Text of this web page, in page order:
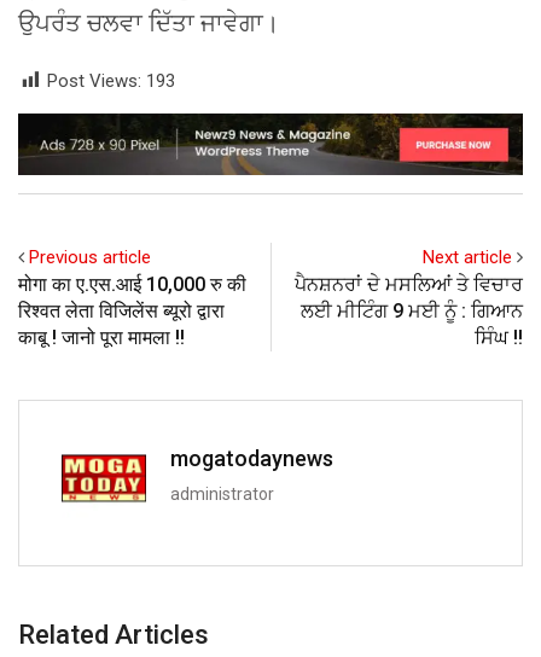
ਉਪਰੰਤ ਚਲਵਾ ਦਿੱਤਾ ਜਾਵੇਗਾ।
Post Views: 193
Previous article
मोगा का ए.एस.आई 10,000 रु की
रिश्वत लेता विजिलेंस ब्यूरो द्वारा
काबू ! जानो पूरा मामला !!
Next article
ਪੈਨਸ਼ਨਰਾਂ ਦੇ ਮਸਲਿਆਂ ਤੇ ਵਿਚਾਰ
ਲਈ ਮੀਟਿੰਗ 9 ਮਈ ਨੂੰ : ਗਿਆਨ
ਸਿੰਘ !!
mogatodaynews
administrator
Related Articles